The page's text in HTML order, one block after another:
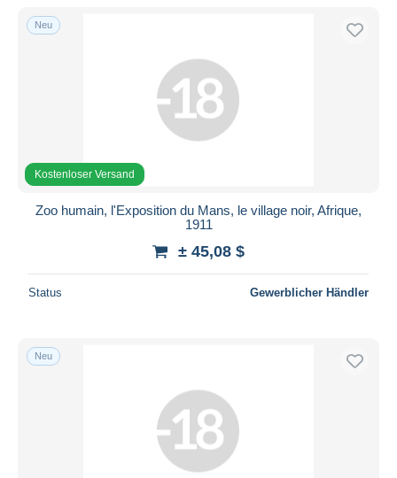
Neu
Kostenloser Versand
Zoo humain, l'Exposition du Mans, le village noir, Afrique,
1911
± 45,08 $
Status Gewerblicher Händler
Neu